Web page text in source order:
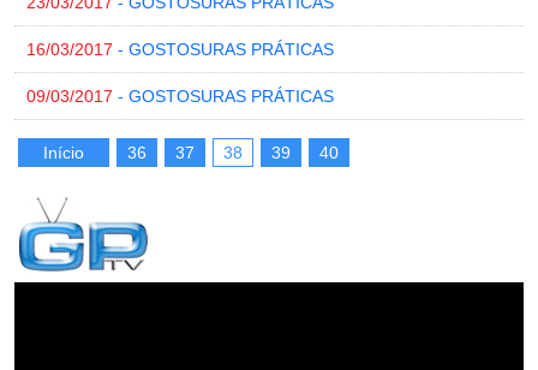
16/03/2017 - GOSTOSURAS PRÁTICAS
09/03/2017 - GOSTOSURAS PRÁTICAS
Início 36 37 38 39 40